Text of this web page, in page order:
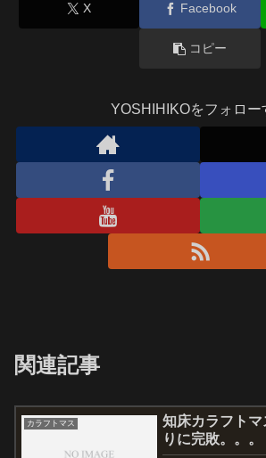
X Facebook
コピー
YOSHIHIKOをフォロー
関連記事
カラフトマス
知床カラフト
りに完敗。。。